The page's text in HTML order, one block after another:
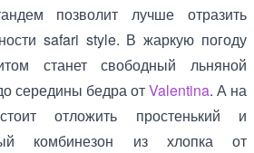
позволит лучше отразить
safari style. В жаркую погоду
станет свободный льняной
середины бедра отValentina. А на
отложить простенький и
комбинезон из хлопка от